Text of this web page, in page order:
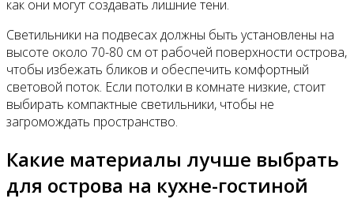
как они могут создавать лишние тени.
Светильники на подвесах должны быть установлены на
высоте около 70-80 см от рабочей поверхности острова,
чтобы избежать бликов и обеспечить комфортный
световой поток. Если потолки в комнате низкие, стоит
выбирать компактные светильники, чтобы не
загромождать пространство.
Какие материалы лучше выбрать
для острова на кухне-гостиной